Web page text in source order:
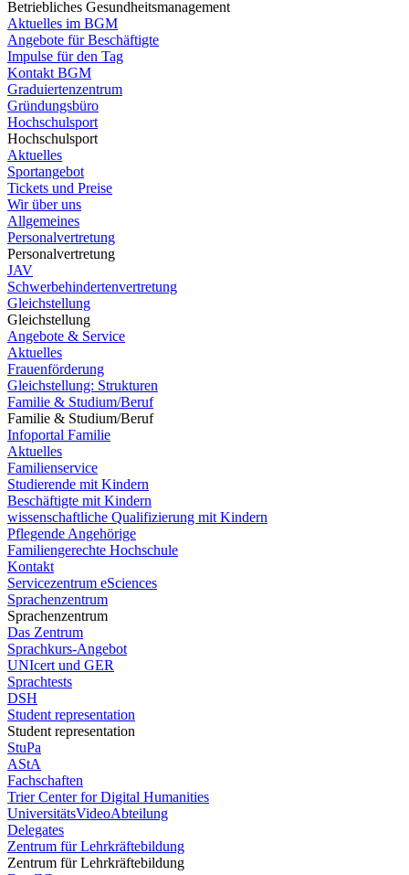
Betriebliches Gesundheitsmanagement
Aktuelles im BGM
Angebote für Beschäftigte
Impulse für den Tag
Kontakt BGM
Graduiertenzentrum
Gründungsbüro
Hochschulsport
Hochschulsport
Aktuelles
Sportangebot
Tickets und Preise
Wir über uns
Allgemeines
Personalvertretung
Personalvertretung
JAV
Schwerbehindertenvertretung
Gleichstellung
Gleichstellung
Angebote & Service
Aktuelles
Frauenförderung
Gleichstellung: Strukturen
Familie & Studium/Beruf
Familie & Studium/Beruf
Infoportal Familie
Aktuelles
Familienservice
Studierende mit Kindern
Beschäftigte mit Kindern
wissenschaftliche Qualifizierung mit Kindern
Pflegende Angehörige
Familiengerechte Hochschule
Kontakt
Servicezentrum eSciences
Sprachenzentrum
Sprachenzentrum
Das Zentrum
Sprachkurs-Angebot
UNIcert und GER
Sprachtests
DSH
Student representation
Student representation
StuPa
AStA
Fachschaften
Trier Center for Digital Humanities
UniversitätsVideoAbteilung
Delegates
Zentrum für Lehrkräftebildung
Zentrum für Lehrkräftebildung